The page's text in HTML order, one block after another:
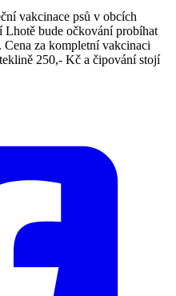
vakcinace psů v obcích
Lhotě bude očkování probíhat
Cena za kompletní vakcinaci
250,- Kč a čipování stojí